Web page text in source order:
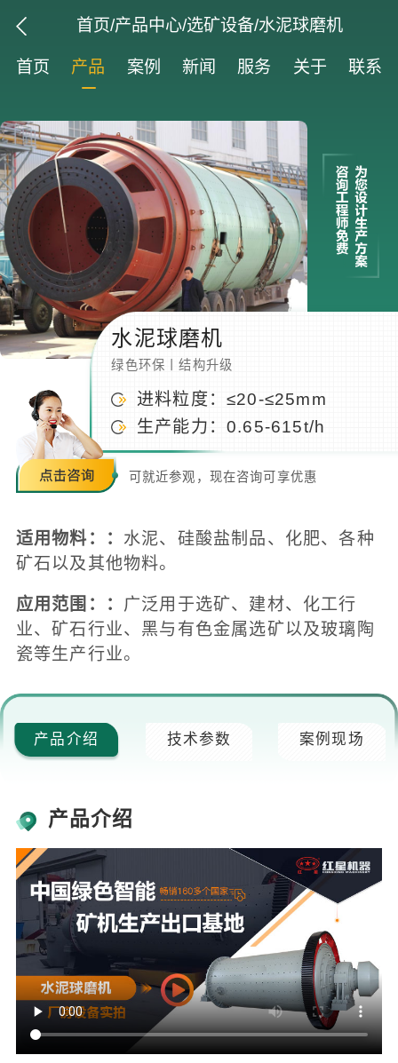
首页/产品中心/选矿设备/水泥球磨机
首页 产品 案例 新闻 服务 关于 联系
水泥球磨机
绿色环保丨结构升级
进料粒度：≤20-≤25mm
生产能力：0.65-615t/h
可就近参观，现在咨询可享优惠
适用物料：： 水泥、硅酸盐制品、化肥、各种
矿石以及其他物料。
应用范围：： 广泛用于选矿、建材、化工行
业、矿石行业、黑与有色金属选矿以及玻璃陶
瓷等生产行业。
产品介绍 技术参数 案例现场
产品介绍